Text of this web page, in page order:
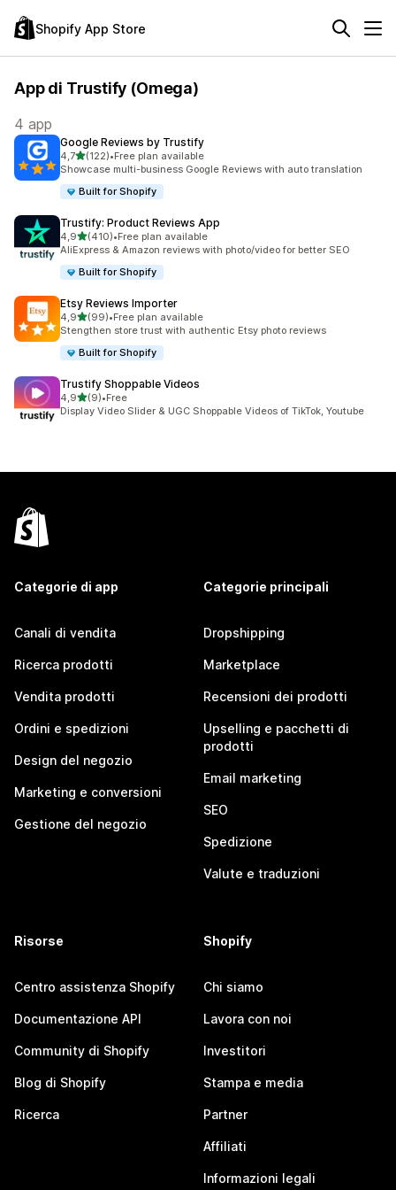
Shopify App Store
App di Trustify (Omega)
4 app
Google Reviews by Trustify
4,7stelle su 5
(122)
122 recensioni totali
•Free plan available
Showcase multi-business Google Reviews with auto translation
Built for Shopify
Trustify: Product Reviews App
4,9stelle su 5
(410)
410 recensioni totali
•Free plan available
AliExpress & Amazon reviews with photo/video for better SEO
Built for Shopify
Etsy Reviews Importer
4,9stelle su 5
(99)
99 recensioni totali
•Free plan available
Stengthen store trust with authentic Etsy photo reviews
Built for Shopify
Trustify Shoppable Videos
4,9stelle su 5
(9)
9 recensioni totali
•Free
Display Video Slider & UGC Shoppable Videos of TikTok, Youtube
Categorie di app
Canali di vendita
Ricerca prodotti
Vendita prodotti
Ordini e spedizioni
Design del negozio
Marketing e conversioni
Gestione del negozio
Categorie principali
Dropshipping
Marketplace
Recensioni dei prodotti
Upselling e pacchetti di
prodotti
Email marketing
SEO
Spedizione
Valute e traduzioni
Risorse
Centro assistenza Shopify
Documentazione API
Community di Shopify
Blog di Shopify
Ricerca
Shopify
Chi siamo
Lavora con noi
Investitori
Stampa e media
Partner
Affiliati
Informazioni legali